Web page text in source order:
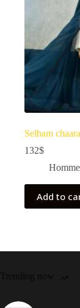
Selham
132$
Homme
Add to
Trending now